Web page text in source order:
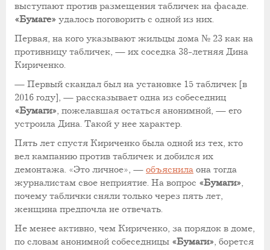
выступают против размещения табличек на фасаде.
«Бумаге» удалось поговорить с одной из них.
Первая, на кого указывают жильцы дома № 23 как на
противницу табличек, — их соседка 38-летняя Дина
Кириченко.
— Первый скандал был на установке 15 табличек [в
2016 году], — рассказывает одна из собеседниц
«Бумаги», пожелавшая остаться анонимной, — его
устроила Дина. Такой у нее характер.
Пять лет спустя Кириченко была одной из тех, кто
вел кампанию против табличек и добился их
демонтажа. «Это личное», — объяснила она тогда
журналистам свое неприятие. На вопрос «Бумаги»,
почему таблички сняли только через пять лет,
женщина предпочла не отвечать.
Не менее активно, чем Кириченко, за порядок в доме,
по словам анонимной собеседницы «Бумаги», борется